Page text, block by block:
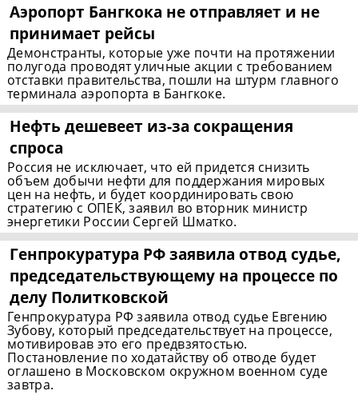
Аэропорт Бангкока не отправляет и не
принимает рейсы
Демонстранты, которые уже почти на протяжении
полугода проводят уличные акции с требованием
отставки правительства, пошли на штурм главного
терминала аэропорта в Бангкоке.
Нефть дешевеет из-за сокращения
спроса
Россия не исключает, что ей придется снизить
объем добычи нефти для поддержания мировых
цен на нефть, и будет координировать свою
стратегию с ОПЕК, заявил во вторник министр
энергетики России Сергей Шматко.
Генпрокуратура РФ заявила отвод судье,
председательствующему на процессе по
делу Политковской
Генпрокуратура РФ заявила отвод судье Евгению
Зубову, который председательствует на процессе,
мотивировав это его предвзятостью.
Постановление по ходатайству об отводе будет
оглашено в Московском окружном военном суде
завтра.